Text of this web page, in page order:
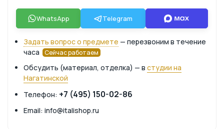
WhatsApp Telegram
Задать вопрос о предмете — перезвоним в течение
часа
Сейчас работаем
Обсудить (материал, отделка) — в студии на
Нагатинской
Телефон: +7 (495) 150-02-86
Email: info@italishop.ru